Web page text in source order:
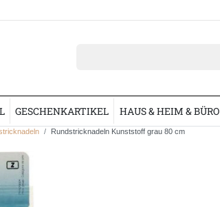
GESCHENKARTIKEL HAUS & HEIM & BÜRO
Rundstricknadeln Kunststoff grau 80 cm